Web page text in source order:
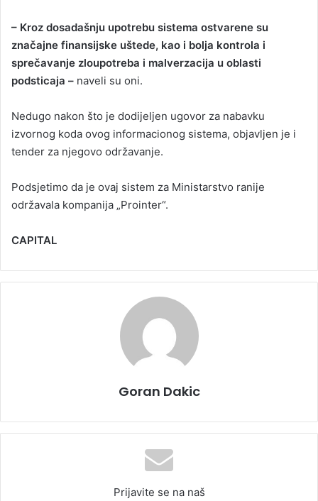
– Kroz dosadašnju upotrebu sistema ostvarene su
značajne finansijske uštede, kao i bolja kontrola i
sprečavanje zloupotreba i malverzacija u oblasti
podsticaja – naveli su oni.
Nedugo nakon što je dodijeljen ugovor za nabavku
izvornog koda ovog informacionog sistema, objavljen je i
tender za njegovo održavanje.
Podsjetimo da je ovaj sistem za Ministarstvo ranije
održavala kompanija „Prointer“.
CAPITAL
Goran Dakic
Prijavite se na naš